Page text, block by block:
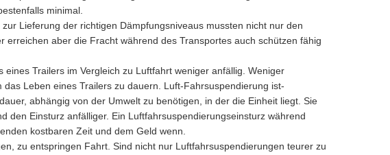
minimal.
Lieferung der richtigen Dämpfungsniveaus mussten nicht nur den
aber die Fracht während des Transportes auch schützen fähig
Trailers im Vergleich zu Luftfahrt weniger anfällig. Weniger
Leben eines Trailers zu dauern. Luft-Fahrsuspendierung ist-
abhängig von der Umwelt zu benötigen, in der die Einheit liegt. Sie
den Einsturz anfälliger. Ein Luftfahrsuspendierungseinsturz während
kostbaren Zeit und dem Geld wenn.
zu entspringen Fahrt. Sind nicht nur Luftfahrsuspendierungen teurer zu